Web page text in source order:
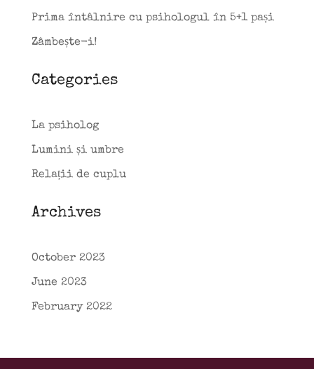
Prima întâlnire cu psihologul în 5+1 pași
Zâmbește-i!
Categories
La psiholog
Lumini și umbre
Relații de cuplu
Archives
October 2023
June 2023
February 2022